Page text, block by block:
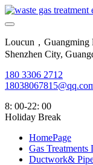
Loucun，Guangming
Shenzhen City,
180 3306 2712
8: 00-22: 00
Holiday Break
HomePage
Gas Treatments
Ductwork&